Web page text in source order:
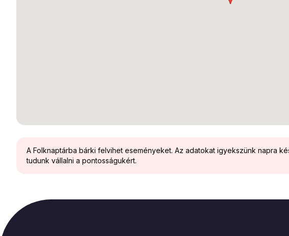
A Folknaptárba bárki felvihet eseményeket. Az adatokat igyekszünk napra
tudunk vállalni a pontosságukért.